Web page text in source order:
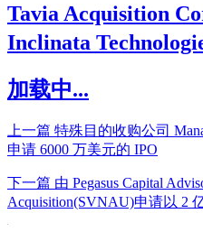
Tavia Acquisition
Inclinata
加载中...
上一篇 特殊目的收购公司
申请 6000 万美元的 IPO
下一篇 由 Pegasus Capital
Acquisition(SVNAU)申请以 2